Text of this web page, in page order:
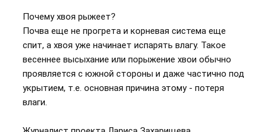
Почему хвоя рыжеет?
Почва еще не прогрета и корневая система еще
спит, а хвоя уже начинает испарять влагу. Такое
весеннее высыхание или порыжение хвои обычно
проявляется с южной стороны и даже частично под
укрытием, т.е. основная причина этому - потеря
влаги.